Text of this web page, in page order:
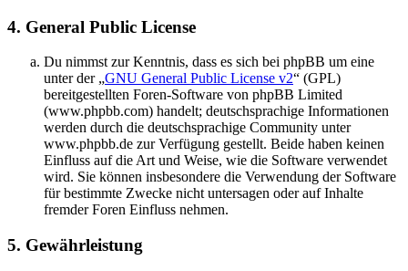
4. General Public License
Du nimmst zur Kenntnis, dass es sich bei phpBB um eine
unter der „GNU General Public License v2“ (GPL)
bereitgestellten Foren-Software von phpBB Limited
(www.phpbb.com) handelt; deutschsprachige Informationen
werden durch die deutschsprachige Community unter
www.phpbb.de zur Verfügung gestellt. Beide haben keinen
Einfluss auf die Art und Weise, wie die Software verwendet
wird. Sie können insbesondere die Verwendung der Software
für bestimmte Zwecke nicht untersagen oder auf Inhalte
fremder Foren Einfluss nehmen.
5. Gewährleistung